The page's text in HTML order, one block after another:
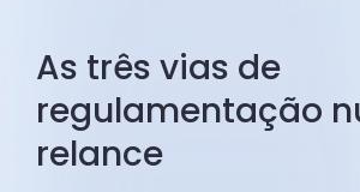
As três vias de
regulamentação
relance